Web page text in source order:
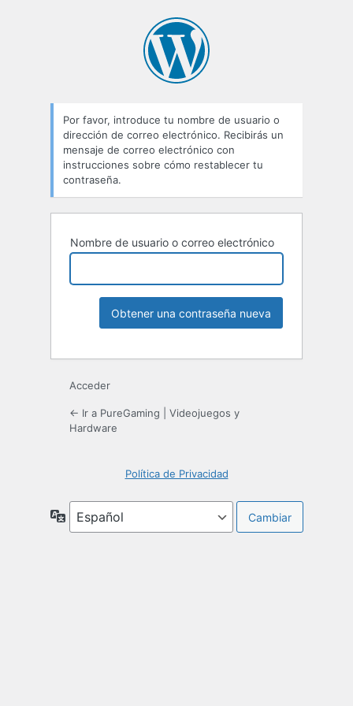
Por favor, introduce tu nombre de usuario o
dirección de correo electrónico. Recibirás un
mensaje de correo electrónico con
instrucciones sobre cómo restablecer tu
contraseña.
Nombre de usuario o correo electrónico
Acceder
← Ir a PureGaming | Videojuegos y
Hardware
Política de Privacidad
Idioma